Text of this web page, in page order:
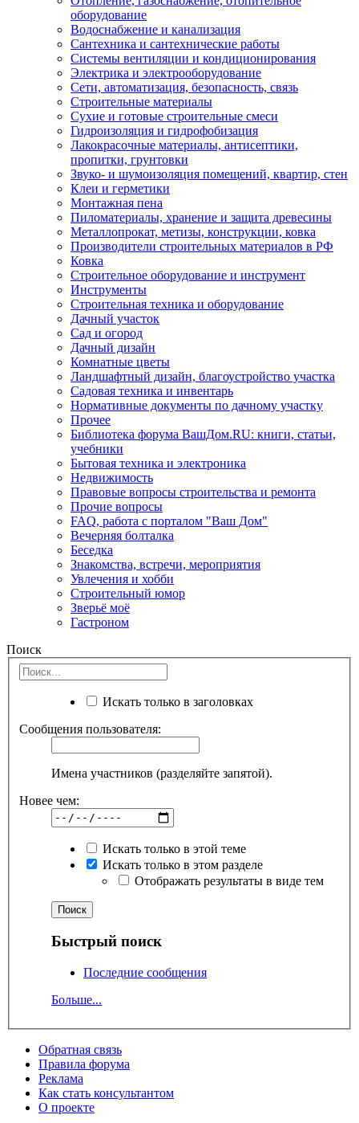
оборудование
Водоснабжение и канализация
Сантехника и сантехнические работы
Системы вентиляции и кондиционирования
Электрика и электрооборудование
Сети, автоматизация, безопасность, связь
Строительные материалы
Сухие и готовые строительные смеси
Гидроизоляция и гидрофобизация
Лакокрасочные материалы, антисептики,
пропитки, грунтовки
Звуко- и шумоизоляция помещений, квартир, стен
Клеи и герметики
Монтажная пена
Пиломатериалы, хранение и защита древесины
Металлопрокат, метизы, конструкции, ковка
Производители строительных материалов в РФ
Ковка
Строительное оборудование и инструмент
Инструменты
Строительная техника и оборудование
Дачный участок
Сад и огород
Дачный дизайн
Комнатные цветы
Ландшафтный дизайн, благоустройство участка
Садовая техника и инвентарь
Нормативные документы по дачному участку
Прочее
Библиотека форума ВашДом.RU: книги, статьи,
учебники
Бытовая техника и электроника
Недвижимость
Правовые вопросы строительства и ремонта
Прочие вопросы
FAQ, работа с порталом "Ваш Дом"
Вечерняя болталка
Беседка
Знакомства, встречи, мероприятия
Увлечения и хобби
Строительный юмор
Зверьё моё
Гастроном
Поиск
Искать только в заголовках
Сообщения пользователя:
Имена участников (разделяйте запятой).
Новее чем:
Искать только в этой теме
Искать только в этом разделе
Отображать результаты в виде тем
Быстрый поиск
Последние сообщения
Больше...
Обратная связь
Правила форума
Реклама
Как стать консультантом
О проекте